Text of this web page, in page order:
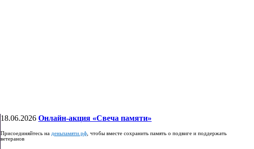
18.06.2026 Онлайн-акция «Свеча памяти»
Присоединяйтесь на деньпамяти.рф, чтобы вместе сохранить память о подвиге и поддержать
ветеранов